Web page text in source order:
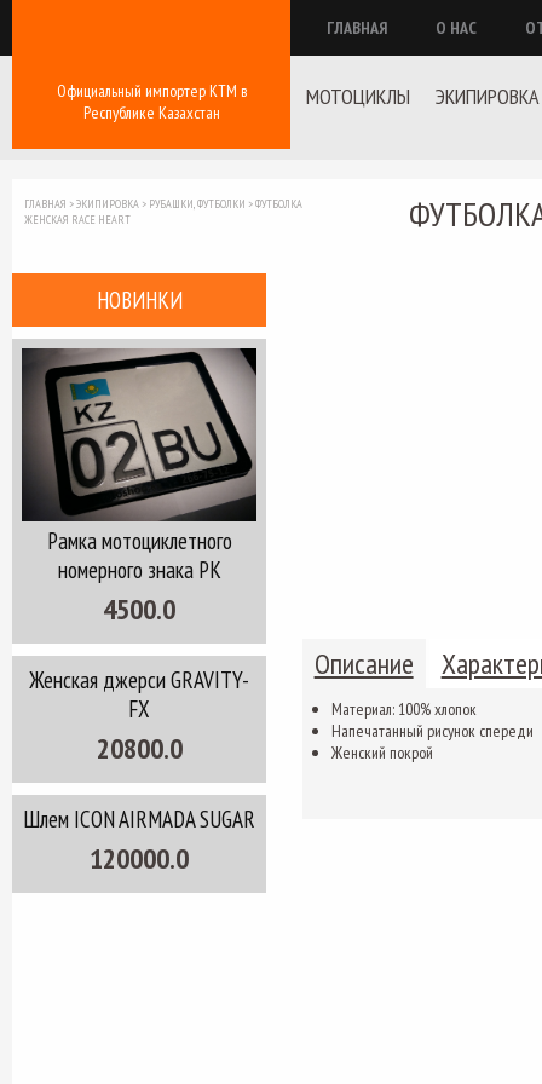
Официальный импортер КТМ в
Республике Казахстан
ГЛАВНАЯ О НАС
МОТОЦИКЛЫ ЭКИПИРОВКА
НОВИНКИ
Рамка мотоциклетного
номерного знака РК
4500.0
Женская джерси GRAVITY-
FX
20800.0
Шлем ICON AIRMADA SUGAR
120000.0
ГЛАВНАЯ >ЭКИПИРОВКА > РУБАШКИ, ФУТБОЛКИ >ФУТБОЛКА
ЖЕНСКАЯ RACE HEART
ФУТБОЛКА
Описание
Материал: 100% хлопок
Напечатанный рисунок спереди
Женский покрой